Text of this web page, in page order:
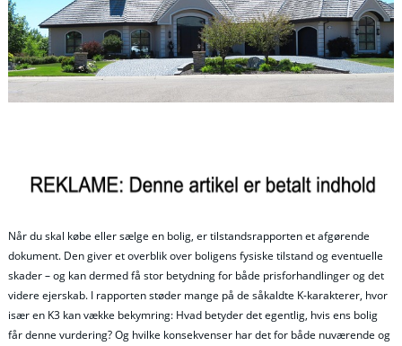
Når du skal købe eller sælge en bolig, er tilstandsrapporten et afgørende
dokument. Den giver et overblik over boligens fysiske tilstand og eventuelle
skader – og kan dermed få stor betydning for både prisforhandlinger og det
videre ejerskab. I rapporten støder mange på de såkaldte K-karakterer, hvor
især en K3 kan vække bekymring: Hvad betyder det egentlig, hvis ens bolig
får denne vurdering? Og hvilke konsekvenser har det for både nuværende og